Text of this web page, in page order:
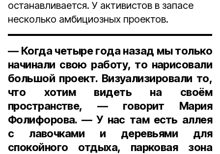
останавливается. У активистов в запасе
несколько амбициозных проектов.
— Когда четыре года назад мы только
начинали свою работу, то нарисовали
большой проект. Визуализировали то,
что хотим видеть на своём
пространстве, — говорит Мария
Фолифорова. — У нас там есть аллея
с лавочками и деревьями для
спокойного отдыха, парковая зона